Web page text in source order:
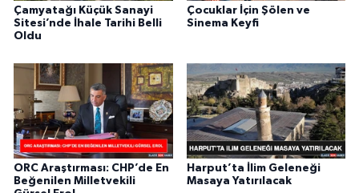
Çamyatağı Küçük Sanayi
Sitesi’nde İhale Tarihi Belli
Oldu
Çocuklar İçin Şölen ve
Sinema Keyfi
ORC Araştırması: CHP’de En
Beğenilen Milletvekili
Harput’ta İlim Geleneği
Masaya Yatırılacak